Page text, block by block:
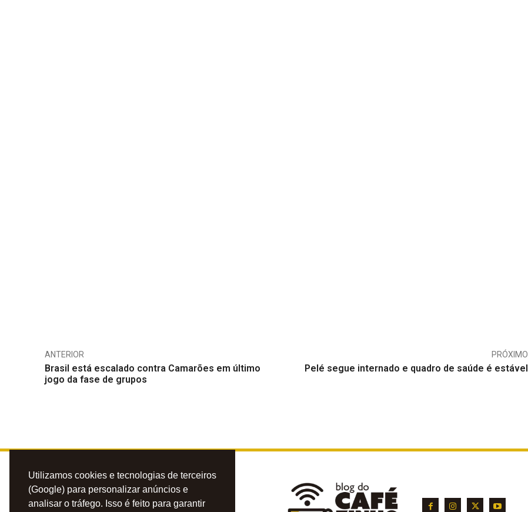
Utilizamos cookies e tecnologias de terceiros
(Google) para personalizar anúncios e
analisar o tráfego. Isso é feito para garantir
ANTERIOR
Brasil está escalado contra Camarões em último
jogo da fase de grupos
PRÓXIMO
Pelé segue internado e quadro de saúde é estável